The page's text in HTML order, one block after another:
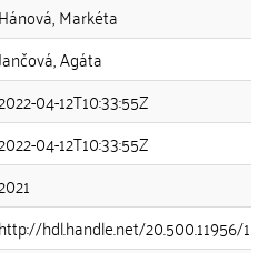
Hánová, Markéta
Agáta
04-12T10:33:55Z
04-12T10:33:55Z
http://hdl.handle.net/20.500.11956/